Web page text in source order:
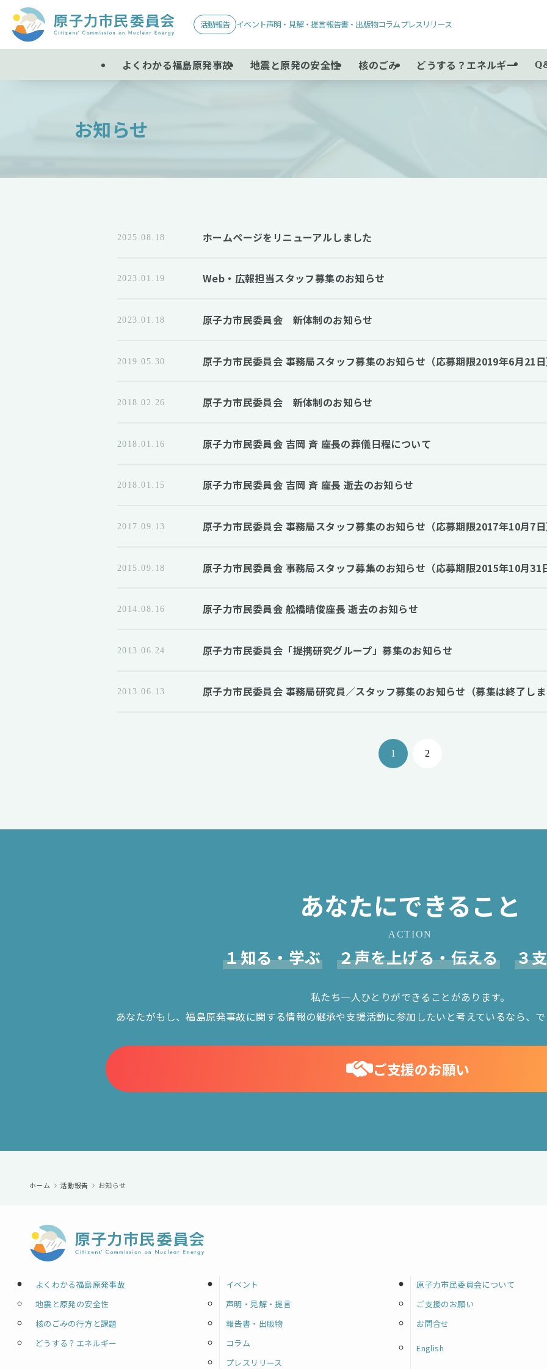
活動報告 イベント声明・見解・提言報告書・出版物コラムプレスリリース
よくわかる福島原発事故 地震と原発の安全性 核のごみ どうする？エネルギー
お知らせ
ホームページをリニューアルしました
2025.08.18
Web・広報担当スタッフ募集のお知らせ
2023.01.19
原子力市民委員会 新体制のお知らせ
2023.01.18
原子力市民委員会 事務局スタッフ募集のお知らせ（応募期限2019年6月21
2019.05.30
原子力市民委員会 新体制のお知らせ
2018.02.26
原子力市民委員会 吉岡 斉 座長の葬儀日程について
2018.01.16
原子力市民委員会 吉岡 斉 座長 逝去のお知らせ
2018.01.15
原子力市民委員会 事務局スタッフ募集のお知らせ（応募期限2017年10月7
2017.09.13
原子力市民委員会 事務局スタッフ募集のお知らせ（応募期限2015年10月31
2015.09.18
原子力市民委員会 舩橋晴俊座長 逝去のお知らせ
2014.08.16
原子力市民委員会「提携研究グループ」募集のお知らせ
2013.06.24
原子力市民委員会 事務局研究員／スタッフ募集のお知らせ（募集は終了し
2013.06.13
1 2
あなたにできること
ACTION
１知る・学ぶ ２声を上げる・伝える ３
私たち一人ひとりができることがあります。
あなたがもし、福島原発事故に関する情報の継承や支援活動に参加したいと考えているなら、
ご支援のお願い
ホーム 活動報告 お知らせ
よくわかる福島原発事故
地震と原発の安全性
核のごみの行方と課題
どうする？エネルギー
イベント
声明・見解・提言
報告書・出版物
コラム
プレスリリース
原子力市民委員会について
ご支援のお願い
お問合せ
English